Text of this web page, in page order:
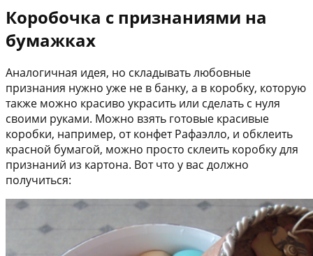
Коробочка с признаниями на
бумажках
Аналогичная идея, но складывать любовные
признания нужно уже не в банку, а в коробку, которую
также можно красиво украсить или сделать с нуля
своими руками. Можно взять готовые красивые
коробки, например, от конфет Рафаэлло, и обклеить
красной бумагой, можно просто склеить коробку для
признаний из картона. Вот что у вас должно
получиться: